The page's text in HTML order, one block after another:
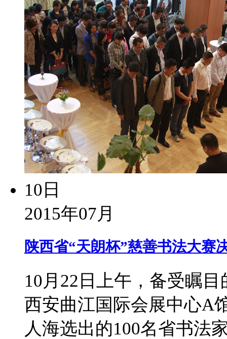
10日
2015年07月
陕西省“天朗杯”慈善书法大赛
10月22日上午，备受瞩
西安曲江国际会展中心A
人海选出的100名省书法